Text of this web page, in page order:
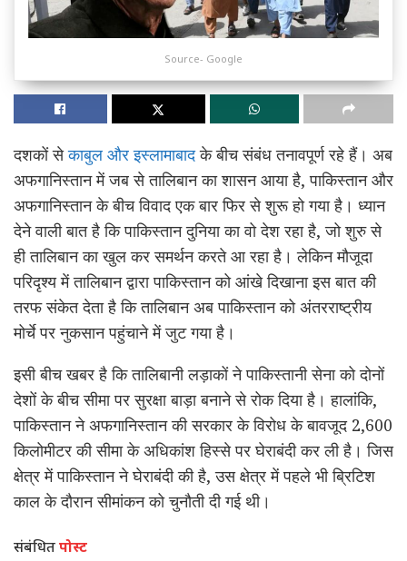
Source- Google
दशकों सेकाबुल और इस्लामाबादके बीच संबंध तनावपूर्ण रहे हैं। अब
अफगानिस्तान में जब से तालिबान का शासन आया है, पाकिस्तान और
अफगानिस्तान के बीच विवाद एक बार फिर से शुरू हो गया है। ध्यान
देने वाली बात है कि पाकिस्तान दुनिया का वो देश रहा है, जो शुरु से
ही तालिबान का खुल कर समर्थन करते आ रहा है। लेकिन मौजूदा
परिदृश्य में तालिबान द्वारा पाकिस्तान को आंखे दिखाना इस बात की
तरफ संकेत देता है कि तालिबान अब पाकिस्तान को अंतरराष्ट्रीय
मोर्चे पर नुकसान पहुंचाने में जुट गया है।
इसी बीच खबर है कि तालिबानी लड़ाकों ने पाकिस्तानी सेना को दोनों
देशों के बीच सीमा पर सुरक्षा बाड़ा बनाने से रोक दिया है। हालांकि,
पाकिस्तान ने अफगानिस्तान की सरकार के विरोध के बावजूद 2,600
किलोमीटर की सीमा के अधिकांश हिस्से पर घेराबंदी कर ली है। जिस
क्षेत्र में पाकिस्तान ने घेराबंदी की है, उस क्षेत्र में पहले भी ब्रिटिश
काल के दौरान सीमांकन को चुनौती दी गई थी।
संबंधितपोस्ट